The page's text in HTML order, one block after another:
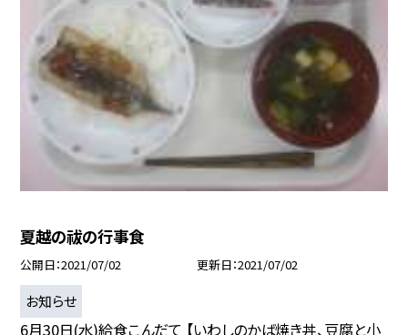
夏越の祓の行事食
公開日 2021/07/02 更新日 2021/07/02
お知らせ
6月30日(水)給食こんだて 【いわしのかば焼き丼、豆腐と小